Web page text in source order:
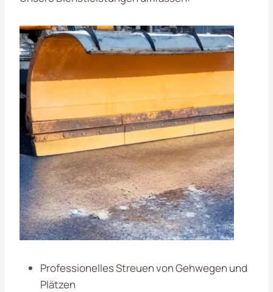
Professionelles Streuen von Gehwegen und
Plätzen